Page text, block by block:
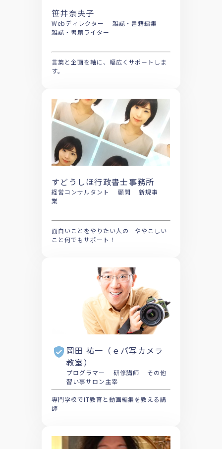
笹井奈央子
Webディレクター 雑誌・書籍編集
雑誌・書籍ライター
言葉と企画を軸に、幅広くサポートしま
す。
すどうしほ行政書士事務所
経営コンサルタント 顧問 新規事
業
面白いことをやりたい人の ややこしい
こと何でもサポート！
岡田 祐一（ｅパ写カメラ
教室）
プログラマー 研修講師 その他
習い事サロン主宰
専門学校でIT教育と動画編集を教える講
師